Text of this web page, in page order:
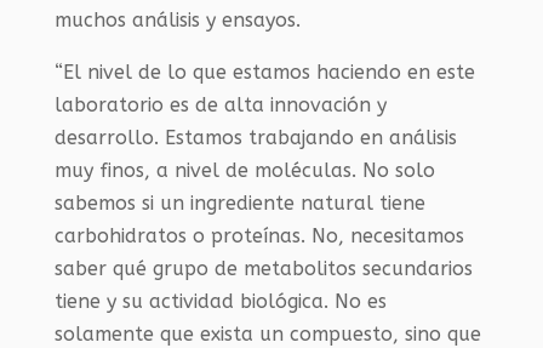
muchos análisis y ensayos.
“El nivel de lo que estamos haciendo en este
laboratorio es de alta innovación y
desarrollo. Estamos trabajando en análisis
muy finos, a nivel de moléculas. No solo
sabemos si un ingrediente natural tiene
carbohidratos o proteínas. No, necesitamos
saber qué grupo de metabolitos secundarios
tiene y su actividad biológica. No es
solamente que exista un compuesto, sino que